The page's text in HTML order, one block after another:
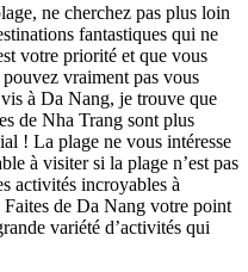
ne cherchez pas plus loin
fantastiques qui ne
votre priorité et que vous
vraiment pas vous
à Da Nang, je trouve que
de Nha Trang sont plus
! La plage ne vous intéresse
à visiter si la plage n’est pas
activités incroyables à
de Da Nang votre point
variété d’activités qui